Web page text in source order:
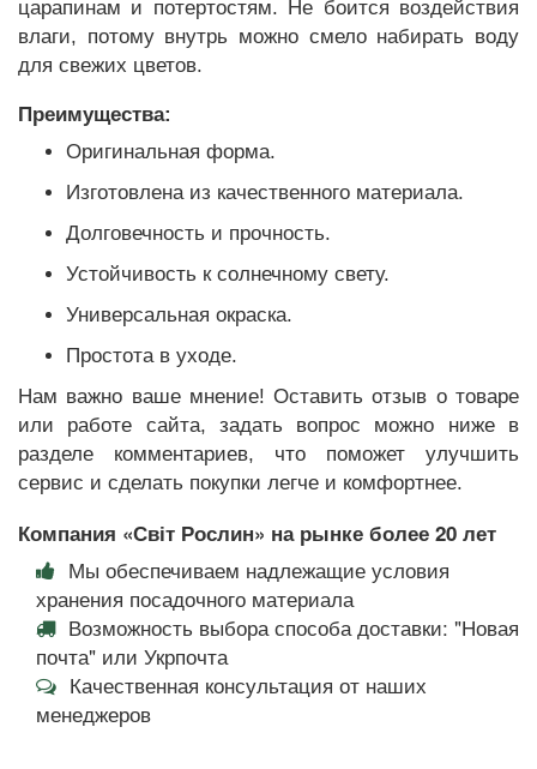
царапинам и потертостям. Не боится воздействия
влаги, потому внутрь можно смело набирать воду
для свежих цветов.
Преимущества:
Оригинальная форма.
Изготовлена из качественного материала.
Долговечность и прочность.
Устойчивость к солнечному свету.
Универсальная окраска.
Простота в уходе.
Нам важно ваше мнение! Оставить отзыв о товаре
или работе сайта, задать вопрос можно ниже в
разделе комментариев, что поможет улучшить
сервис и сделать покупки легче и комфортнее.
Компания «Світ Рослин» на рынке более 20 лет
Мы обеспечиваем надлежащие условия
хранения посадочного материала
Возможность выбора способа доставки: "Новая
почта" или Укрпочта
Качественная консультация от наших
менеджеров